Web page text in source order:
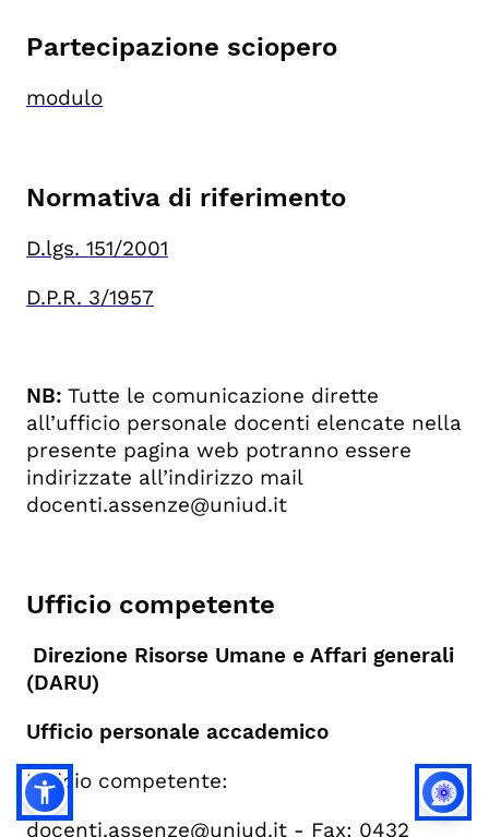
Partecipazione sciopero
modulo
Normativa di riferimento
D.lgs. 151/2001
D.P.R. 3/1957
NB: Tutte le comunicazione dirette
all’ufficio personale docenti elencate nella
presente pagina web potranno essere
indirizzate all’indirizzo mail
docenti.assenze@uniud.it
Ufficio competente
Direzione Risorse Umane e Affari generali
(DARU)
Ufficio personale accademico
Ufficio competente:
docenti.assenze@uniud.it - Fax: 0432